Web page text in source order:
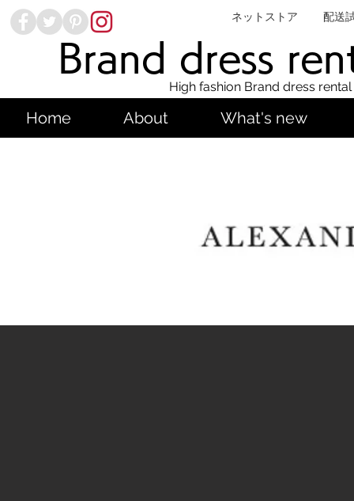
ネットストア 配送
Brand dress
High fashion Brand dress
Home About What's new